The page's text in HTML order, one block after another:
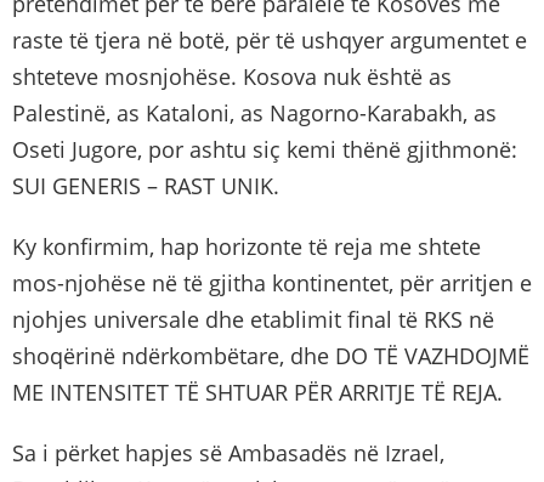
raste të tjera në botë, për të ushqyer argumentet e
shteteve mosnjohëse. Kosova nuk është as
Palestinë, as Kataloni, as Nagorno-Karabakh, as
Oseti Jugore, por ashtu siç kemi thënë gjithmonë:
SUI GENERIS – RAST UNIK.
Ky konfirmim, hap horizonte të reja me shtete
mos-njohëse në të gjitha kontinentet, për arritjen e
njohjes universale dhe etablimit final të RKS në
shoqërinë ndërkombëtare, dhe DO TË VAZHDOJMË
ME INTENSITET TË SHTUAR PËR ARRITJE TË REJA.
Sa i përket hapjes së Ambasadës në Izrael,